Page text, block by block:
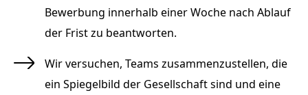
Bewerbung innerhalb einer Woche nach Ablauf
der Frist zu beantworten.
Wir versuchen, Teams zusammenzustellen, die
ein Spiegelbild der Gesellschaft sind und eine